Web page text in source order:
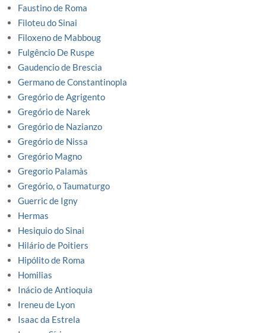
Faustino de Roma
Filoteu do Sinai
Filoxeno de Mabboug
Fulgêncio De Ruspe
Gaudencio de Brescia
Germano de Constantinopla
Gregório de Agrigento
Gregório de Narek
Gregório de Nazianzo
Gregório de Nissa
Gregório Magno
Gregorio Palamàs
Gregório, o Taumaturgo
Guerric de Igny
Hermas
Hesiquio do Sinai
Hilário de Poitiers
Hipólito de Roma
Homilias
Inácio de Antioquia
Ireneu de Lyon
Isaac da Estrela